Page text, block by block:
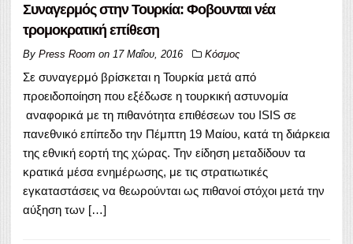
Συναγερμός στην Τουρκία: Φοβουνται νέα
τρομοκρατική επίθεση
By Press Room on 17 Μαΐου, 2016 Κόσμος
Σε συναγερμό βρίσκεται η Τουρκία μετά από
προειδοποίηση που εξέδωσε η τουρκική αστυνομία
αναφορικά με τη πιθανότητα επιθέσεων του ISIS σε
πανεθνικό επίπεδο την Πέμπτη 19 Μαίου, κατά τη διάρκεια
της εθνική εορτή της χώρας. Την είδηση μεταδίδουν τα
κρατικά μέσα ενημέρωσης, με τις στρατιωτικές
εγκαταστάσεις να θεωρούνται ως πιθανοί στόχοι μετά την
αύξηση των […]